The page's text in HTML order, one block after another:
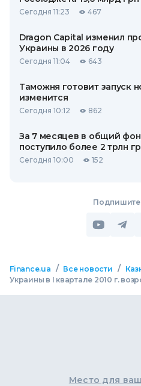
Сегодня 11:23 467
Dragon Capital изменил
Украины в 2026 году
Сегодня 11:04 643
Таможня готовит запуск
изменится
Сегодня 10:12 862
За 7 месяцев в общий
поступило более 2 трлн
Сегодня 10:00 152
Finance.ua / Все новости /
Украины в I квартале 2010 г.
Место для